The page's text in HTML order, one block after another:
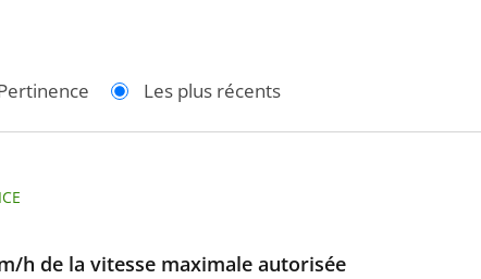
Les plus récents
h de la vitesse maximale autorisée